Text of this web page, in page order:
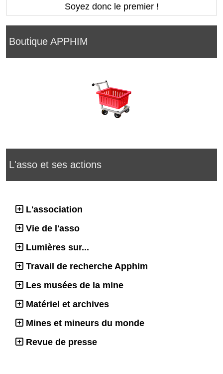
Boutique APPHIM
L'asso et ses actions
L'association
Vie de l'asso
Lumières sur...
Travail de recherche Apphim
Les musées de la mine
Matériel et archives
Mines et mineurs du monde
Revue de presse
Soyez donc le premier !